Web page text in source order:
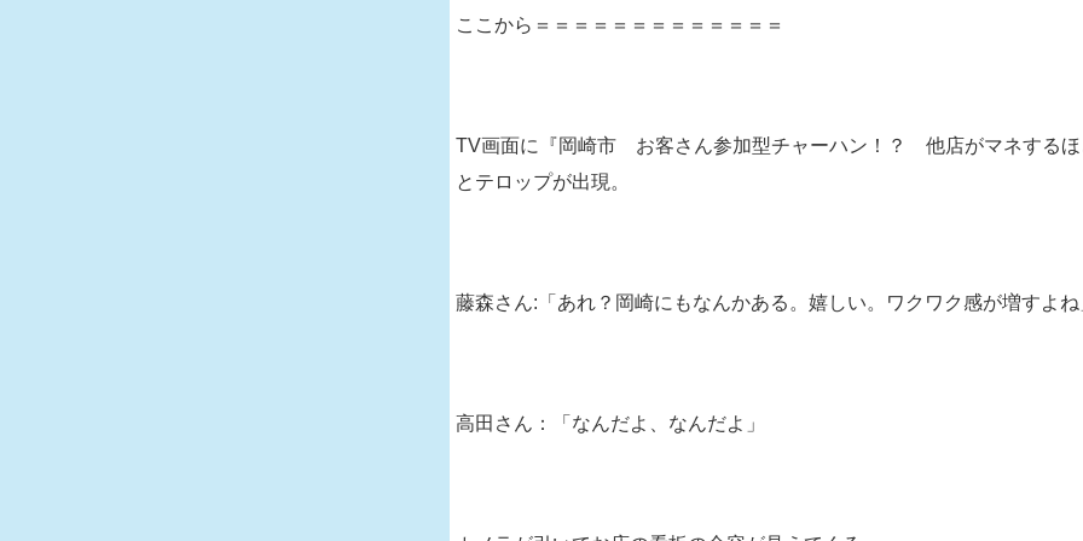
ここから＝＝＝＝＝＝＝＝＝＝＝＝＝
TV画面に『岡崎市 お客さん参加型チャーハン！？ 他店がマネするほ
とテロップが出現。
藤森さん:「あれ？岡崎にもなんかある。嬉しい。ワクワク感が増すよね
高田さん：「なんだよ、なんだよ」